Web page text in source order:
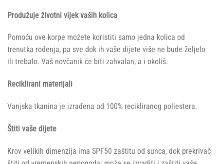
Produžuje životni vijek vaših kolica
Pomoću ove korpe možete koristiti samo jedna kolica od
trenutka rođenja, pa sve dok ih vaše dijete više ne bude željelo
ili trebalo. Vaš novčanik će biti zahvalan, a i okoliš.
Reciklirani materijali
Vanjska tkanina je izrađena od 100% recikliranog poliestera.
Štiti vaše dijete
Krov velikih dimenzija ima SPF50 zaštitu od sunca, dok prekrivač